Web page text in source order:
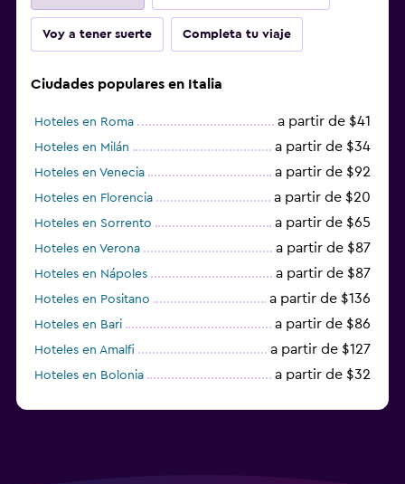
Voy a tener suerte Completa tu viaje
Ciudades populares en Italia
Hoteles en Roma a partir de $41
Hoteles en Milán a partir de $34
Hoteles en Venecia a partir de $92
Hoteles en Florencia a partir de $20
Hoteles en Sorrento a partir de $65
Hoteles en Verona a partir de $87
Hoteles en Nápoles a partir de $87
Hoteles en Positano a partir de $136
Hoteles en Bari a partir de $86
Hoteles en Amalfi a partir de $127
Hoteles en Bolonia a partir de $32